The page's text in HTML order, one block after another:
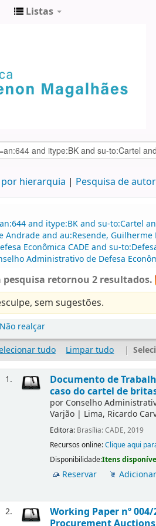
Listas
hierarquia Pesquisa de
and itype:BK and su-to:Cartel
Andrade and au:Resende,
Econômica CADE and su-
Administrativo de Defesa
pesquisa retornou 2 resultados.
sem sugestões.
Não realçar
tudo
Limpar tudo |
1.
Documento de
caso do cartel de
por Conselho
Varjão | Lima, Ricardo
Editora: Brasília: CADE, 2019
Recursos online:Clique aqui
Disponibilidade:Itens
Reservar
2.
Working Paper nº